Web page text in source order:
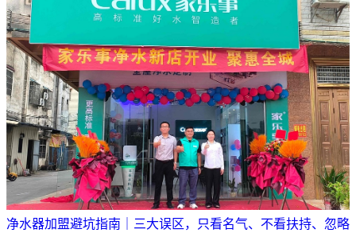
净水器加盟避坑指南｜三大误区，只看名气、不看扶持、忽略